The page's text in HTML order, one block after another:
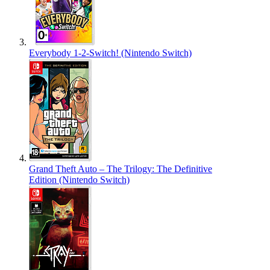
Everybody 1-2-Switch! (Nintendo Switch)
Grand Theft Auto – The Trilogy: The Definitive
Edition (Nintendo Switch)